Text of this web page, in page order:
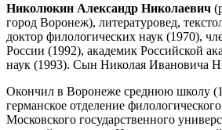
Николюкин Александр Николаевич
город Воронеж), литературовед,
доктор филологических наук (1970),
России (1992), академик Российской
наук (1993). Сын Николая Ивановича
Окончил в Воронеже среднюю школу
германское отделение филологического
Московского государственного